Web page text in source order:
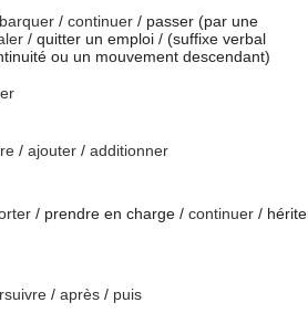
/ continuer / passer (par une
/ quitter un emploi / (suffixe verbal
ou un mouvement descendant)
/ ajouter / additionner
/ prendre en charge / continuer /
/ après / puis